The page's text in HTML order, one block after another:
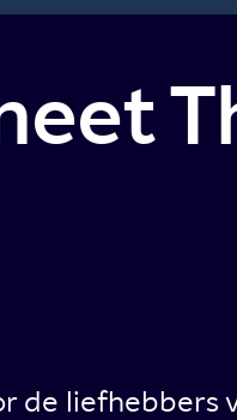
de liefhebbers